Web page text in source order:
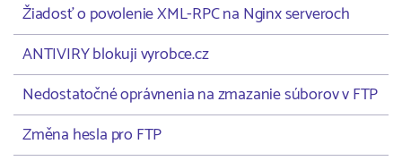
Žiadosť o povolenie XML-RPC na Nginx serveroch
ANTIVIRY blokuji vyrobce.cz
Nedostatočné oprávnenia na zmazanie súborov v FTP
Změna hesla pro FTP